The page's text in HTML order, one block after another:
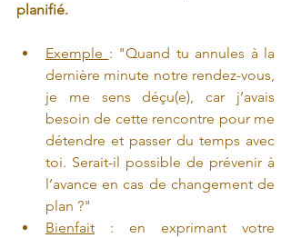
planifié.
Exemple : "Quand tu annules à la
dernière minute notre rendez-vous,
je me sens déçu(e), car j’avais
besoin de cette rencontre pour me
détendre et passer du temps avec
toi. Serait-il possible de prévenir à
l’avance en cas de changement de
plan ?"
Bienfait : en exprimant votre